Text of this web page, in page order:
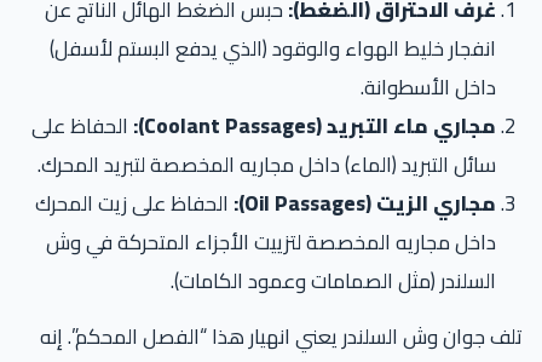
غرف الاحتراق (الضغط):حبس الضغط الهائل الناتج عن
انفجار خليط الهواء والوقود (الذي يدفع البستم لأسفل)
داخل الأسطوانة.
مجاري ماء التبريد (Coolant Passages):
الحفاظ على
سائل التبريد (الماء) داخل مجاريه المخصصة لتبريد المحرك.
مجاري الزيت (Oil Passages):
الحفاظ على زيت المحرك
داخل مجاريه المخصصة لتزييت الأجزاء المتحركة في وش
السلندر (مثل الصمامات وعمود الكامات).
جوان وش السلندر يعني انهيار هذا “الفصل المحكم”. إنه